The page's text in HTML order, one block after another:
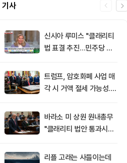
기사
신시아 루미스 "클래리티
법 표결 추진…민주당 입
트럼프, 암호화폐 사업 매
각 시 거액 절세 가능성...
주목
바라소 미 상원 원내총무
"클래리티 법안 통과시킬
리플 고래는 사들이는데